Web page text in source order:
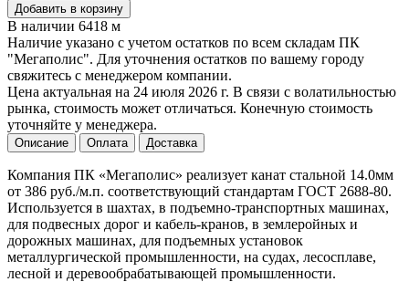
Добавить в корзину
В наличии 6418 м
Наличие указано с учетом остатков по всем складам ПК
"Мегаполис". Для уточнения остатков по вашему городу
свяжитесь с менеджером компании.
Цена актуальная на 24 июля 2026 г. В связи с волатильностью
рынка, стоимость может отличаться. Конечную стоимость
уточняйте у менеджера.
Описание Оплата Доставка
Компания ПК «Мегаполис» реализует канат стальной 14.0мм
от 386 руб./м.п. соответствующий стандартам ГОСТ 2688-80.
Используется в шахтах, в подъемно-транспортных машинах,
для подвесных дорог и кабель-кранов, в землеройных и
дорожных машинах, для подъемных установок
металлургической промышленности, на судах, лесосплаве,
лесной и деревообрабатывающей промышленности.